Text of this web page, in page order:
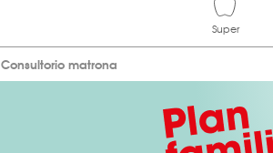
Consultorio matrona